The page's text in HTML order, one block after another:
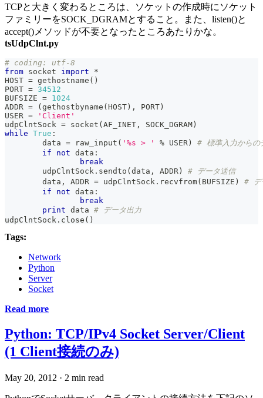
TCPと大きく変わるところは、ソケットの作成時にソケット
ファミリーをSOCK_DGRAMとすること。また、listen()と
accept()メソッドが不要となったところあたりかな。
tsUdpClnt.py
# coding: utf-8
from socket import
*
HOST = gethostname ( )
PORT = 34512
BUFSIZE = 1024
ADDR = ( gethostbyname ( HOST ) , PORT )
USER =
'Client'
udpClntSock = socket ( AF_INET , SOCK_DGRAM )
while True :
	data
= raw_input ( '%s > ' % USER )
# 標準入力からの
if
not data :
break
	udpClntSock
. sendto ( data , ADDR )
# データ送信
	data
, ADDR = udpClntSock . recvfrom( BUFSIZE )
# デ
if
not data :
break
print data # データ出力
udpClntSock . close ( )
Tags:
Network
Python
Server
Socket
Read more
Python: TCP/IPv4 Socket Server/Client
(1 Client接続のみ)
May 20, 2012 · 2 min read